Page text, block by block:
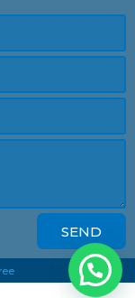
SEND